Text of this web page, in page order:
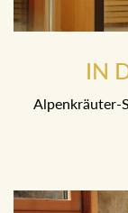
IN
Alpenkräuter-